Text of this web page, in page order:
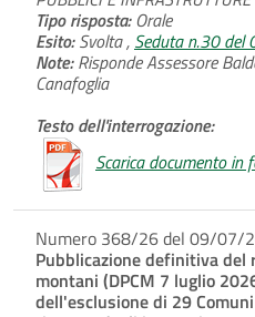
Tipo risposta:Orale
Esito:Svolta , Seduta n.30
Note:Risponde Assessore
Canafoglia
Testo dell'interrogazione:
Scarica documento in
Numero 368/26 del 09/07/
Pubblicazione definitiva del
montani (DPCM 7 luglio
dell'esclusione di 29